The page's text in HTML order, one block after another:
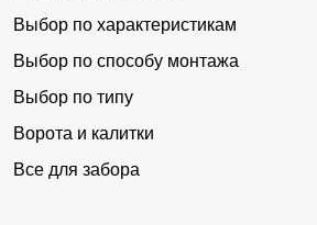
Выбор по характеристикам
Выбор по способу монтажа
Выбор по типу
Ворота и калитки
Все для забора